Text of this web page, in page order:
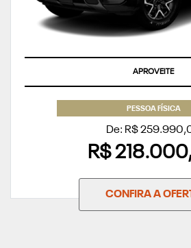
APROVEITE
PESSOA FÍSICA
De: R$
R$
CONFIRA A